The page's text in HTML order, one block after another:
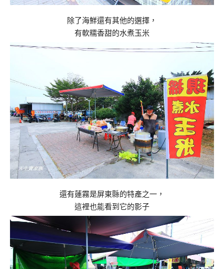
除了海鮮還有其他的選擇，
有軟糯香甜的水煮玉米
還有蓮霧是屏東縣的特產之一，
這裡也能看到它的影子